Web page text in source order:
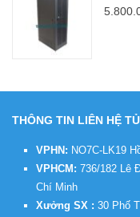
THÔNG TIN LIÊN HỆ
VPHN: NO7C-LK19
VPHCM: 736/182 Lê
Chí Minh
Xưởng SX : 30 Phố